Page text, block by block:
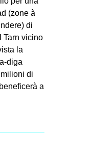
(zone à
di
Tarn vicino
la
diga
di
a